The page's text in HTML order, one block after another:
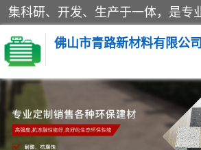
佛山市青路新材料有限公司